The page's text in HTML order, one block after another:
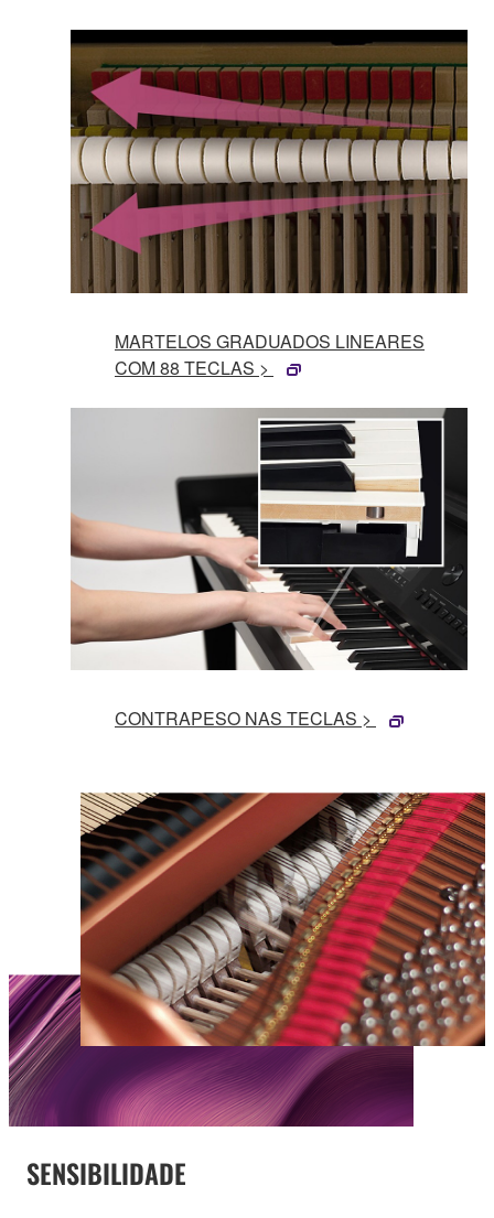
MARTELOS GRADUADOS LINEARES
COM 88 TECLAS >
CONTRAPESO NAS TECLAS >
SENSIBILIDADE